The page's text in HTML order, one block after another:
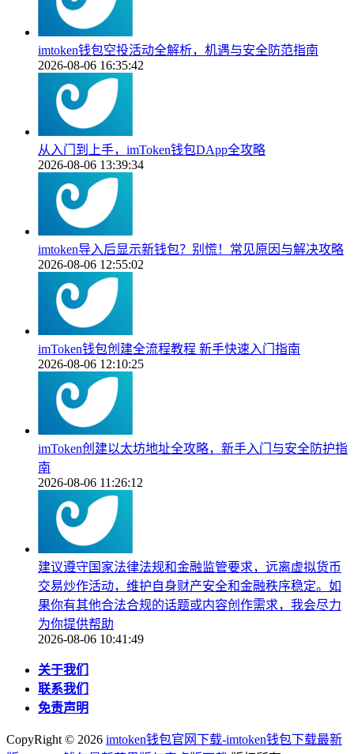
imtoken钱包空投活动全解析，机遇与安全防范指南
2026-08-06 16:35:42
从入门到上手，imToken钱包DApp全攻略
2026-08-06 13:39:34
imtoken导入后显示新钱包？别慌！常见原因与解决攻略
2026-08-06 12:55:02
imToken钱包创建全流程教程 新手快速入门指南
2026-08-06 12:10:25
imToken创建以太坊地址全攻略，新手入门与安全防护指
南
2026-08-06 11:26:12
建议遵守国家法律法规和金融监管要求，远离虚拟货币
交易炒作活动，维护自身财产安全和金融秩序稳定。如
果你有其他合法合规的话题或内容创作需求，我会尽力
为你提供帮助
2026-08-06 10:41:49
关于我们
联系我们
免责声明
CopyRight © 2026 imtoken钱包官网下载-imtoken钱包下载最新